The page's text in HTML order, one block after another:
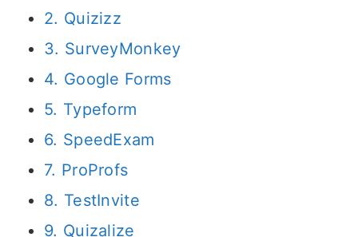
2. Quizizz
3. SurveyMonkey
4. Google Forms
5. Typeform
6. SpeedExam
7. ProProfs
8. TestInvite
9. Quizalize